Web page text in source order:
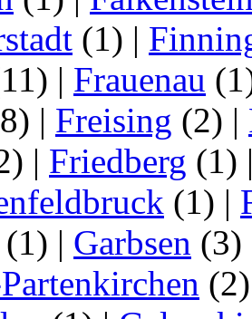
(1) |
| Frauenau
| Freising (2) |
| Friedberg (1)
(1) |
(1) | Garbsen (3)